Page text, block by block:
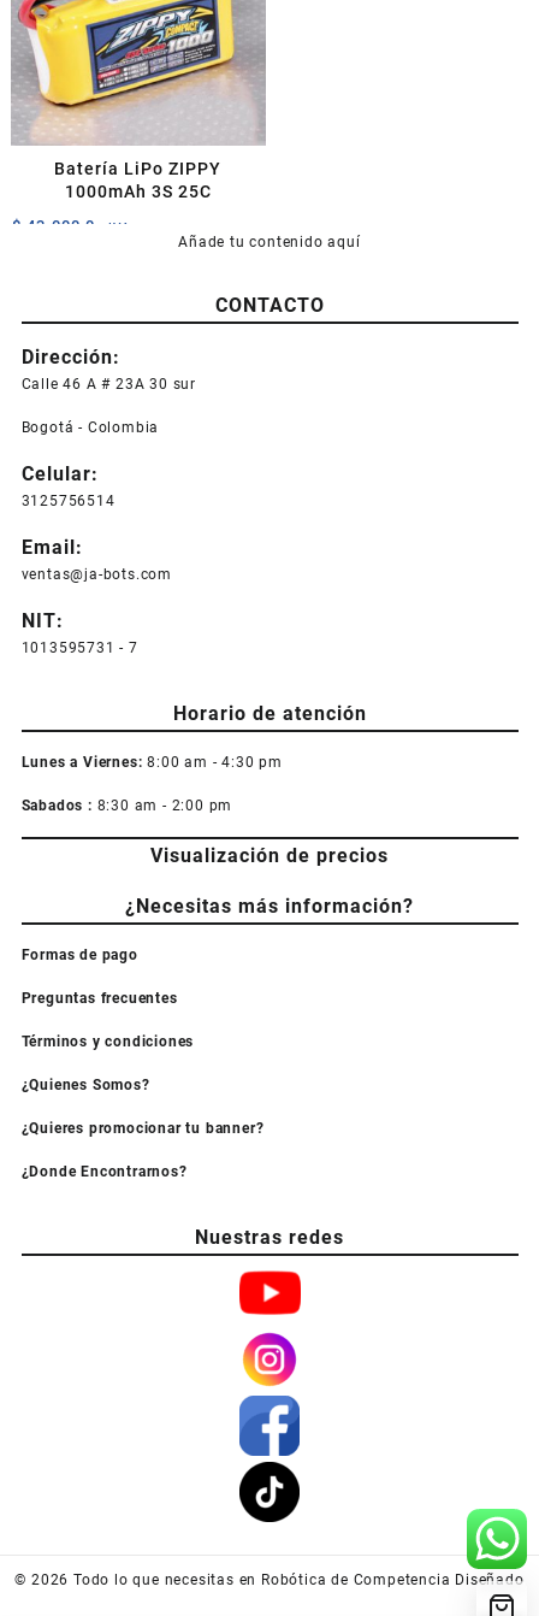
Batería LiPo ZIPPY
1000mAh 3S 25C
$ 43.000,0 +IVA
Añade tu contenido aquí
CONTACTO
Dirección:
Calle 46 A # 23A 30 sur
Bogotá - Colombia
Celular:
3125756514
Email:
ventas@ja-bots.com
NIT:
1013595731 - 7
Horario de atención
Lunes a Viernes: 8:00 am - 4:30 pm
Sabados : 8:30 am - 2:00 pm
Visualización de precios
¿Necesitas más información?
Formas de pago
Preguntas frecuentes
Términos y condiciones
¿Quienes Somos?
¿Quieres promocionar tu banner?
¿Donde Encontrarnos?
Nuestras redes
© 2026 Todo lo que necesitas en Robótica de Competencia Diseñado